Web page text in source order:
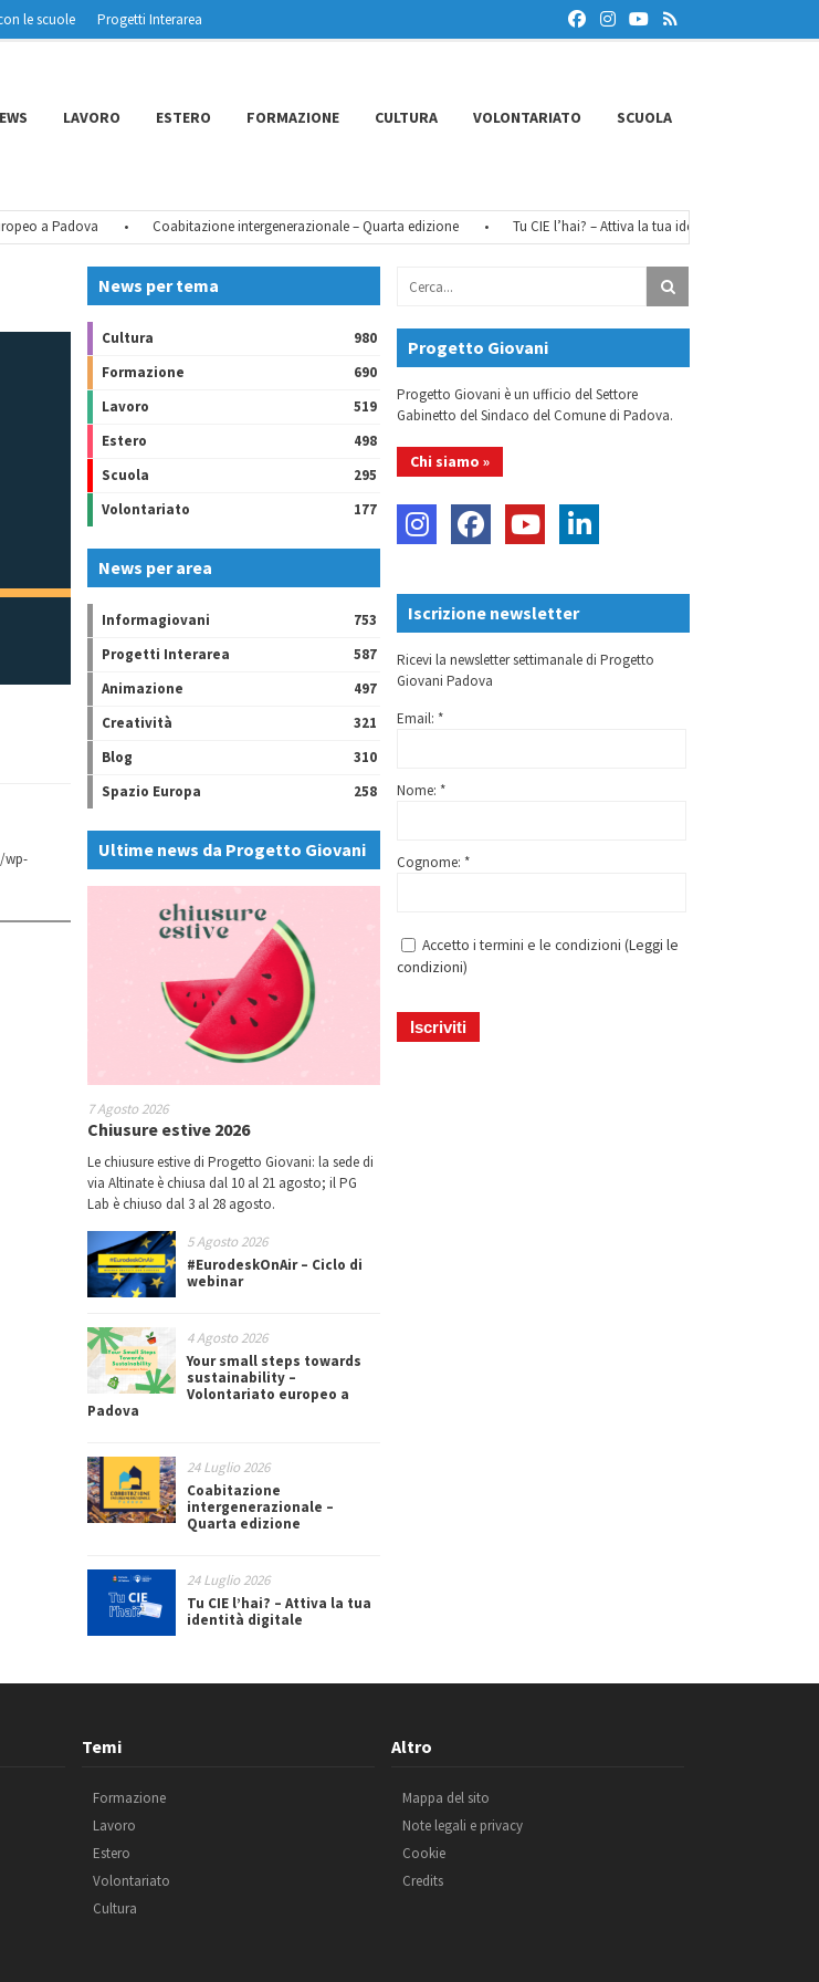
le scuole
Progetti Interarea
LAVORO ESTERO FORMAZIONE CULTURA VOLONTARIATO SCUOLA
a Padova Coabitazione intergenerazionale – Quarta edizione Tu CIE l’hai? – Attiva la tua identità digitale
wp-
News per tema
Cultura
980
Formazione
690
Lavoro
519
Estero
498
Scuola
295
Volontariato
177
News per area
Informagiovani
753
Progetti Interarea
587
Animazione
497
Creatività
321
Blog
310
Spazio Europa
258
Ultime news da Progetto Giovani
7 Agosto 2026
Chiusure estive 2026
Le chiusure estive di Progetto Giovani: la sede di
via Altinate è chiusa dal 10 al 21 agosto; il PG
Lab è chiuso dal 3 al 28 agosto.
5 Agosto 2026
#EurodeskOnAir – Ciclo di
webinar
4 Agosto 2026
Your small steps towards
sustainability –
Volontariato europeo a
Padova
24 Luglio 2026
Coabitazione
intergenerazionale –
Quarta edizione
24 Luglio 2026
Tu CIE l’hai? – Attiva la tua
identità digitale
Progetto Giovani
Progetto Giovani è un ufficio del Settore
Gabinetto del Sindaco del Comune di Padova.
Chi siamo »
Iscrizione newsletter
Ricevi la newsletter settimanale di Progetto
Giovani Padova
Email: *
Nome: *
Cognome: *
Accetto i termini e le condizioni (Leggi le
condizioni)
Temi
Formazione
Lavoro
Estero
Volontariato
Cultura
Altro
Mappa del sito
Note legali e privacy
Cookie
Credits